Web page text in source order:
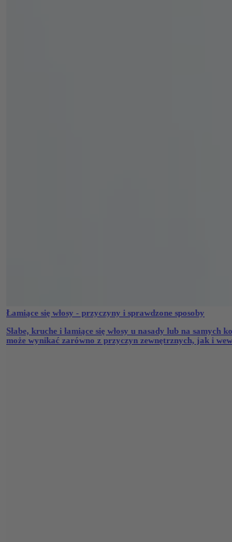
Łamiące się włosy - przyczyny i sprawdzone sposoby
Słabe, kruche i łamiące się włosy u nasady lub na samych
może wynikać zarówno z przyczyn zewnętrznych, jak i